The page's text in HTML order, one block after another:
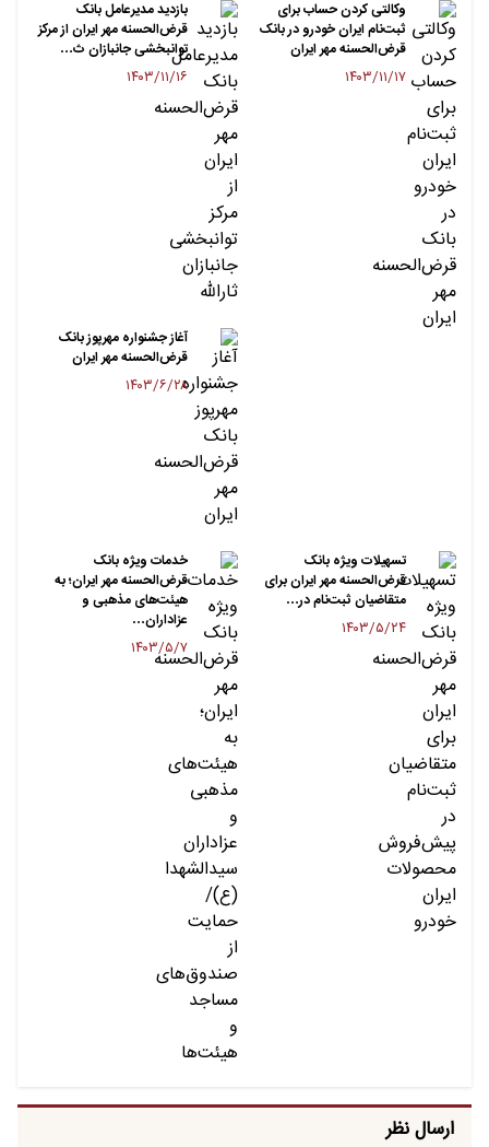
وکالتی کردن حساب برای
ثبت‌نام ایران خودرو در بانک
قرض‌الحسنه مهر ایران
۱۴۰۳/۱۱/۱۷
بازدید مدیرعامل بانک
قرض‌الحسنه مهر ایران از مرکز
توانبخشی جانبازان ث…
۱۴۰۳/۱۱/۱۶
آغاز جشنواره مهرپوز بانک
قرض‌الحسنه مهر ایران
۱۴۰۳/۶/۲۸
تسهیلات ویژه بانک
قرض‌الحسنه مهر ایران برای
متقاضیان ثبت‌نام در…
۱۴۰۳/۵/۲۴
خدمات ویژه بانک
قرض‌الحسنه مهر ایران؛ به
هیئت‌های مذهبی و
عزاداران…
۱۴۰۳/۵/۷
ارسال نظر